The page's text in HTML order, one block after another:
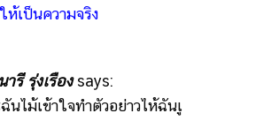
ห้เป็นความจริง
รี รุ่งเรือง says:
ฉันไม้เข้าใจทำตัวอย่าวไห้ฉันเู